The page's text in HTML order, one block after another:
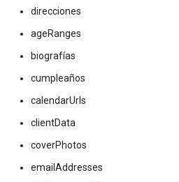
direcciones
ageRanges
biografías
cumpleaños
calendarUrls
clientData
coverPhotos
emailAddresses